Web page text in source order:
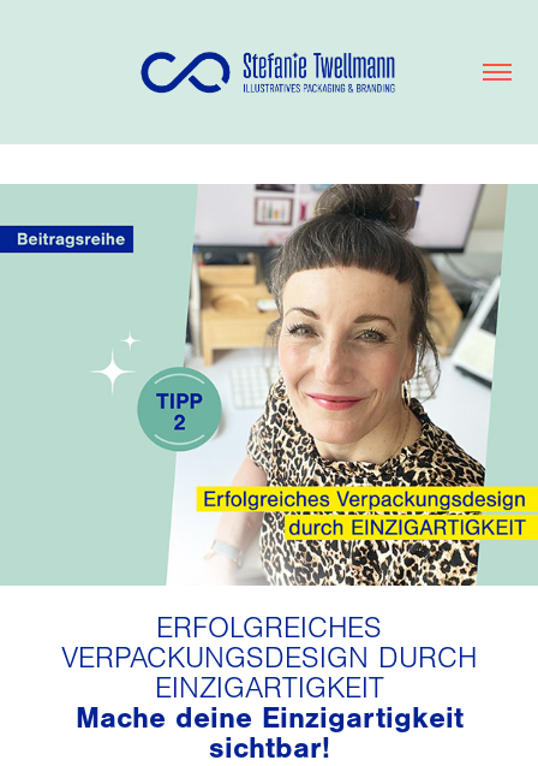
ERFOLGREICHES
VERPACKUNGSDESIGN DURCH
EINZIGARTIGKEIT
Mache deine Einzigartigkeit
sichtbar!